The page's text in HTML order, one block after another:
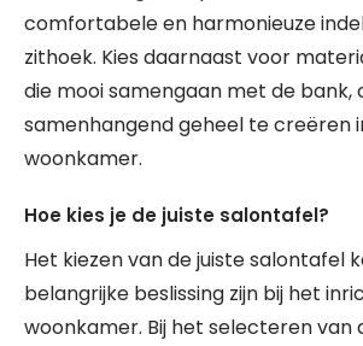
comfortabele en harmonieuze
zithoek. Kies daarnaast voor
die mooi samengaan met de bank,
samenhangend geheel te creëren
woonkamer.
Hoe kies je de juiste salontafel?
Het kiezen van de juiste salontafel
belangrijke beslissing zijn bij het
woonkamer. Bij het selecteren